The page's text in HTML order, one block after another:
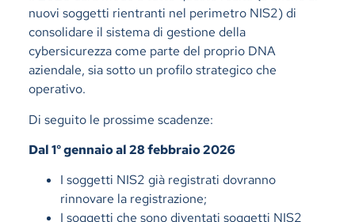
nuovi soggetti rientranti nel perimetro NIS2) di
consolidare il sistema di gestione della
cybersicurezza come parte del proprio DNA
aziendale, sia sotto un profilo strategico che
operativo.
Di seguito le prossime scadenze:
Dal 1° gennaio al 28 febbraio 2026
I soggetti NIS2 già registrati dovranno
rinnovare la registrazione;
I soggetti che sono diventati soggetti NIS2